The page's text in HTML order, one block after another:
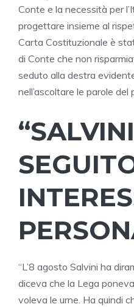
Conte e la necessità per
progettare insieme al
Carta Costituzionale è
di Conte che non
seduto alla destra
nell’ascoltare le parole
“L’8 agosto Salvini ha
diceva che la Lega
voleva le urne. Ha quindi